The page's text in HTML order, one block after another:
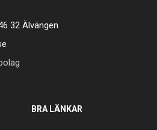
32 Älvängen
BRA LÄNKAR